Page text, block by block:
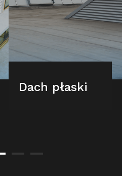
Dach płaski